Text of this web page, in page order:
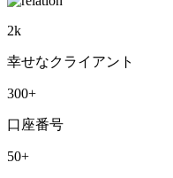
2k
幸せなクライアント
300+
口座番号
50+